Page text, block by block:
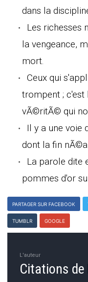
dans la
Les richesses
la vengeance,
mort.
Ceux qui
trompent ;
vÃ©ritÃ© qui
Il y a une
dont la fin
La parole dite
pommes d'or
PARTAGER SUR FACEBOOK
TUMBLR GOOGLE
L'auteur
Citations de